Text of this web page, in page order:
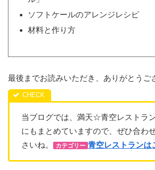
ソフトケールのアレンジレシピ
材料と作り方
最後までお読みいただき、ありがとうご
当ブログでは、満天☆青空レストラ
にもまとめていますので、ぜひ合わ
さいね。
カテゴリー 青空レストランは